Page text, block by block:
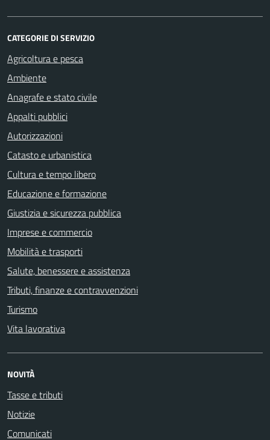
CATEGORIE DI SERVIZIO
Agricoltura e pesca
Ambiente
Anagrafe e stato civile
Appalti pubblici
Autorizzazioni
Catasto e urbanistica
Cultura e tempo libero
Educazione e formazione
Giustizia e sicurezza pubblica
Imprese e commercio
Mobilità e trasporti
Salute, benessere e assistenza
Tributi, finanze e contravvenzioni
Turismo
Vita lavorativa
NOVITÀ
Tasse e tributi
Notizie
Comunicati